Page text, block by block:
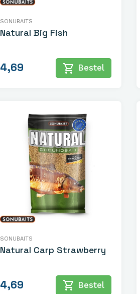
SONUBAITS
Natural Big Fish
4,69 shopping_cart Bestel
SONUBAITS
Natural Carp Strawberry
4,69 shopping_cart Bestel